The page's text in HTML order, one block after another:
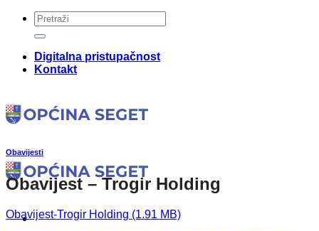
Skip
content
Digitalna pristupačnost
Kontakt
Obavijesti
Obavijest – Trogir Holding
Obavijest-Trogir Holding